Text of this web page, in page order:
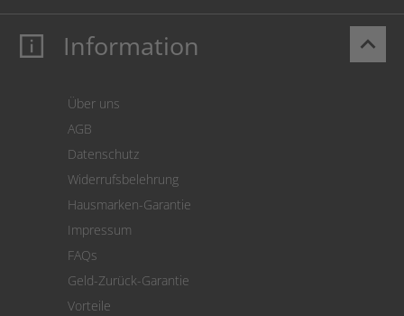
Mein Konto
Cookie Einstellungen
keyboard_arrow_up
Information
Über uns
AGB
Datenschutz
Widerrufsbelehrung
Hausmarken-Garantie
Impressum
FAQs
Geld-Zurück-Garantie
Vorteile